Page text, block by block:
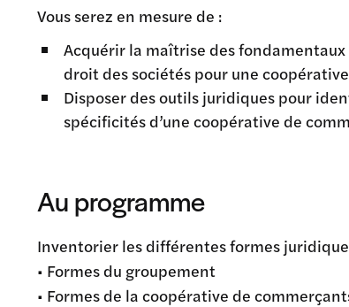
Vous serez en mesure de :
Acquérir la maîtrise des
droit des sociétés pour une
Disposer des outils juridiques pour
spécificités d’une coopérative de
Au programme
Inventorier les différentes formes
• Formes du groupement
• Formes de la coopérative de